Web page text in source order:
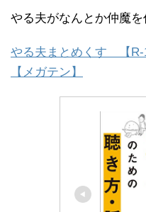
やる夫がなんとか仲魔
やる夫まとめくす 【R-
【メガテン】